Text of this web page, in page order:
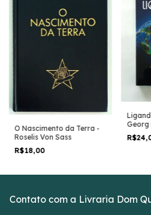
O Nascimento da Terra -
Roselis Von Sass
R$18,00
Georg
Contato com a Livraria Dom